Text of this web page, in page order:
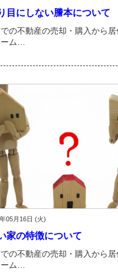
目にしない謄本について
の不動産の売却・購入から
ム…
05月16日 (火)
家の特徴について
の不動産の売却・購入から
ム…